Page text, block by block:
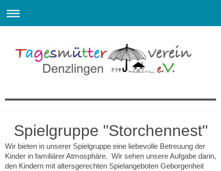
Spielgruppe "Storchennest"
Wir bieten in unserer Spielgruppe eine liebevolle Betreuung der
Kinder in familiärer Atmosphäre. Wir sehen unsere Aufgabe darin,
den Kindern mit altersgerechten Spielangeboten Geborgenheit